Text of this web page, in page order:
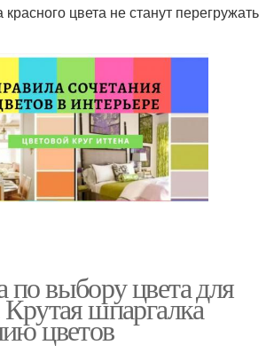
цвета не станут перегружать
выбору цвета для
Крутая шпаргалка
цветов